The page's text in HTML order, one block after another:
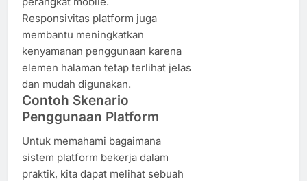
Responsivitas platform juga
membantu meningkatkan
kenyamanan penggunaan karena
elemen halaman tetap terlihat jelas
dan mudah digunakan.
Contoh Skenario
Penggunaan Platform
Untuk memahami bagaimana
sistem platform bekerja dalam
praktik, kita dapat melihat sebuah